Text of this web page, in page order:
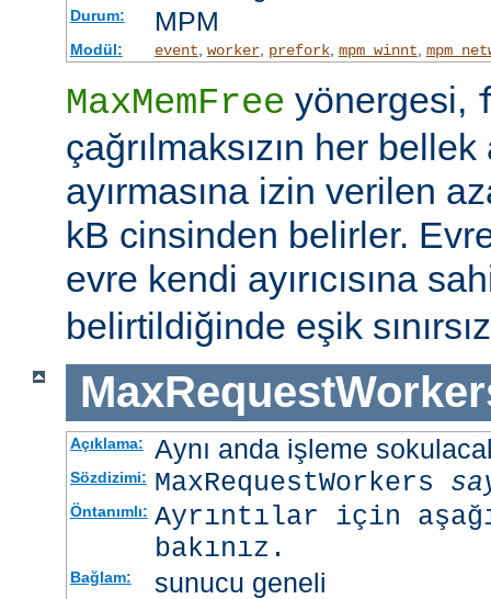
Durum: MPM
Modül: event worker, prefork, mpm_winnt
MaxMemFree yönergesi,
çağrılmaksızın her bellek
ayırmasına izin verilen
kB cinsinden belirler.
evre kendi ayırıcısına
belirtildiğinde eşik
Açıklama: Aynı anda işleme
Sözdizimi: MaxRequestWorkers
Öntanımlı: Ayrıntılar için
bakınız.
Bağlam: sunucu geneli